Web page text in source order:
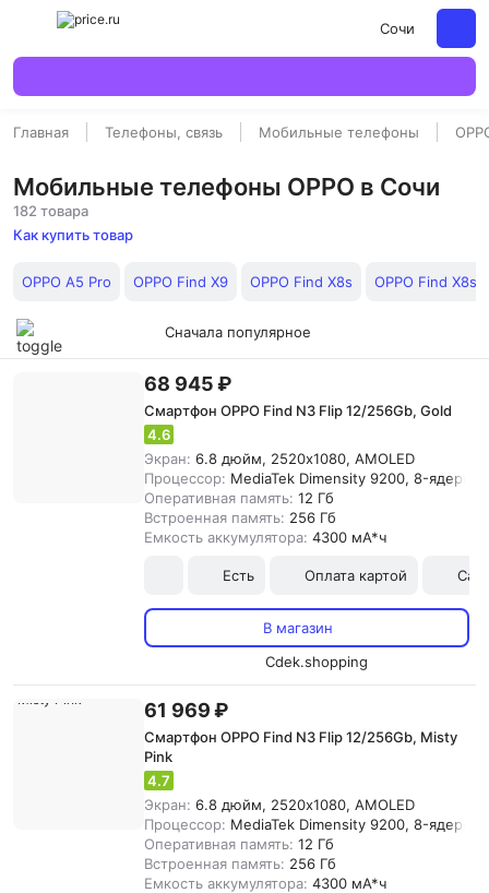
Сочи
Главная Телефоны, связь Мобильные телефоны
Мобильные телефоны OPPO в Сочи
182 товара
Как купить товар
OPPO A5 Pro OPPO Find X9 OPPO Find X8s OPPO Find X8s
Сначала популярное
68 945 ₽
Смартфон OPPO Find N3 Flip 12/256Gb, Gold
4.6
Экран: 6.8 дюйм, 2520x1080, AMOLED
Процессор: MediaTek Dimensity 9200, 8-
Оперативная память: 12 Гб
Встроенная память: 256 Гб
Емкость аккумулятора: 4300 мА*ч
Есть Оплата картой
В магазин
Cdek.shopping
61 969 ₽
Смартфон OPPO Find N3 Flip 12/256Gb, Misty
Pink
4.7
Экран: 6.8 дюйм, 2520x1080, AMOLED
Процессор: MediaTek Dimensity 9200, 8-
Оперативная память: 12 Гб
Встроенная память: 256 Гб
Емкость аккумулятора: 4300 мА*ч